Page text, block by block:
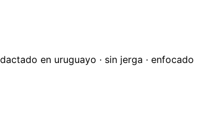
en uruguayo · sin jerga · enfocado